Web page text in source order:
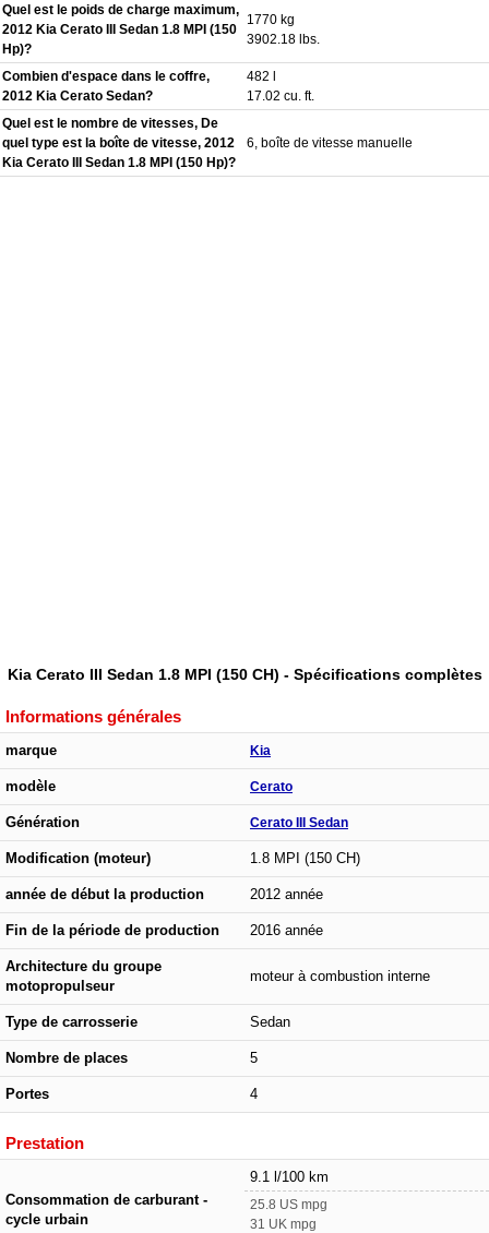
Quel est le poids de charge maximum,
2012 Kia Cerato III Sedan 1.8 MPI (150
Hp)?
1770 kg
3902.18 lbs.
Combien d'espace dans le coffre,
2012 Kia Cerato Sedan?
482 l
17.02 cu. ft.
Quel est le nombre de vitesses, De
quel type est la boîte de vitesse, 2012
Kia Cerato III Sedan 1.8 MPI (150 Hp)?
6, boîte de vitesse manuelle
Kia Cerato III Sedan 1.8 MPI (150 CH) - Spécifications complètes
Informations générales
marque Kia
modèle Cerato
Génération Cerato III Sedan
Modification (moteur) 1.8 MPI (150 CH)
année de début la production 2012 année
Fin de la période de production 2016 année
Architecture du groupe
motopropulseur
moteur à combustion interne
Type de carrosserie Sedan
Nombre de places 5
Portes 4
Prestation
Consommation de carburant -
cycle urbain
9.1 l/100 km
25.8 US mpg
31 UK mpg